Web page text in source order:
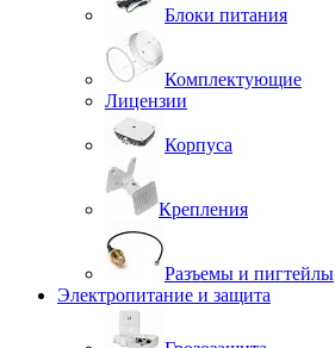
Блоки питания
Комплектующие
Лицензии
Корпуса
Крепления
Разъемы и пигтейлы
Электропитание и защита